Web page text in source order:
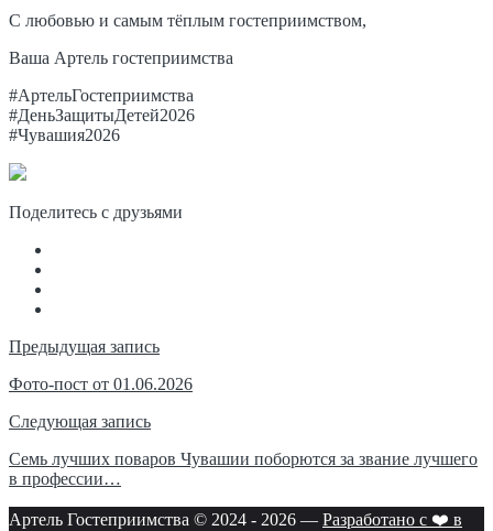
С любовью и самым тёплым гостеприимством,
Ваша Артель гостеприимства
#АртельГостеприимства
#ДеньЗащитыДетей2026
#Чувашия2026
Поделитесь с друзьями
Навигация
по
записям
Предыдущая запись
Фото-пост от 01.06.2026
Следующая запись
Семь лучших поваров Чувашии поборются за звание лучшего
в профессии…
Артель Гостеприимства © 2024 - 2026 — Разработано с ❤️ в